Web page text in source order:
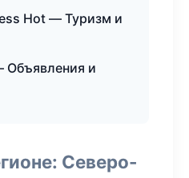
Hot — Туризм и
и
Северо-